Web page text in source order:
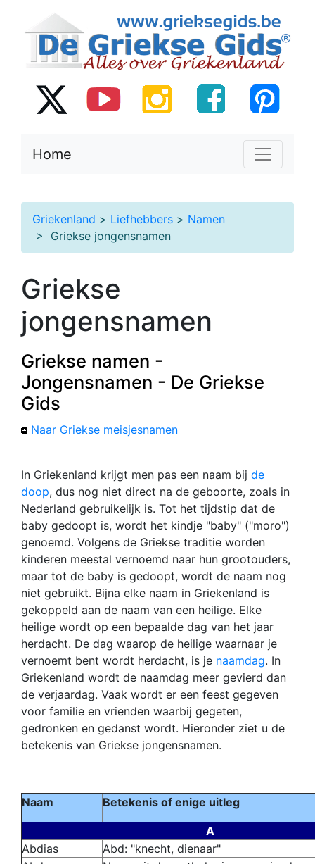
Home
Griekenland > Liefhebbers > Namen
> Griekse jongensnamen
Griekse
jongensnamen
Griekse namen -
Jongensnamen - De Griekse
Gids
Naar Griekse meisjesnamen
In Griekenland krijgt men pas een naam bij de
doop, dus nog niet direct na de geboorte, zoals in
Nederland gebruikelijk is. Tot het tijdstip dat de
baby gedoopt is, wordt het kindje "baby" ("moro")
genoemd. Volgens de Griekse traditie worden
kinderen meestal vernoemd naar hun grootouders,
maar tot de baby is gedoopt, wordt de naam nog
niet gebruikt. Bijna elke naam in Griekenland is
gekoppeld aan de naam van een heilige. Elke
heilige wordt op een bepaalde dag van het jaar
herdacht. De dag waarop de heilige waarnaar je
vernoemt bent wordt herdacht, is je naamdag. In
Griekenland wordt de naamdag meer gevierd dan
de verjaardag. Vaak wordt er een feest gegeven
voor familie en vrienden waarbij gegeten,
gedronken en gedanst wordt. Hieronder ziet u de
betekenis van Griekse jongensnamen.
Naam Betekenis of enige uitleg
A
Abdias
Abd: "knecht, dienaar"